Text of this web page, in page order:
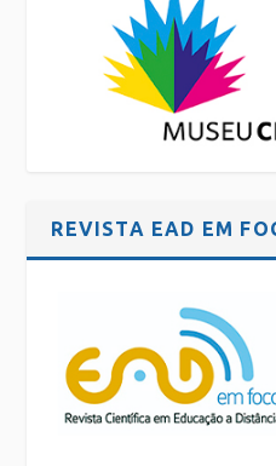
REVISTA EAD EM